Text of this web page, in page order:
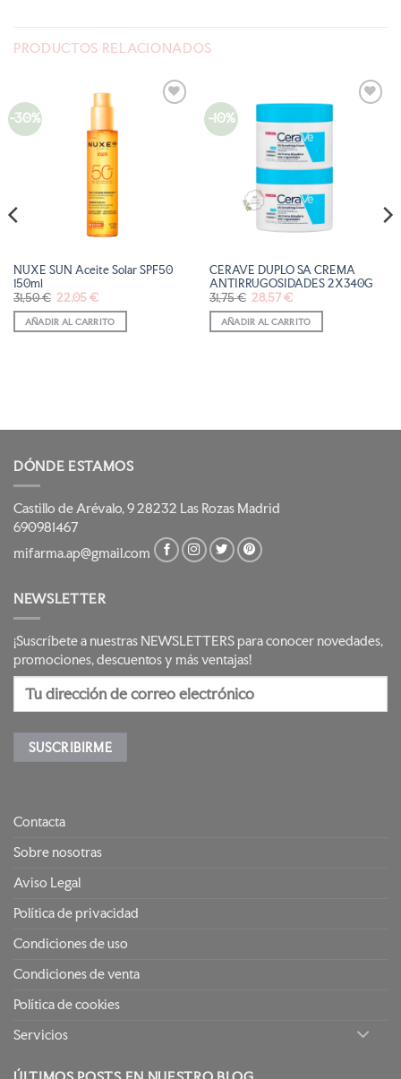
PRODUCTOS RELACIONADOS
-30%
NUXE SUN Aceite Solar SPF50
150ml
31,50€ El
precio
original
era:
31,50 €.
22,05€El
actual
es:
22,05 €.
AÑADIR AL CARRITO
-10%
CERAVE DUPLO SA CREMA
ANTIRRUGOSIDADES 2X340G
31,75€ El
precio
original
era:
31,75 €.
28,57€El
actual
es:
28,57 €.
AÑADIR AL CARRITO
DÓNDE ESTAMOS
Castillo de Arévalo, 9 28232 Las Rozas Madrid
690981467
mifarma.ap@gmail.com
NEWSLETTER
¡Suscríbete a nuestras NEWSLETTERS para conocer novedades,
promociones, descuentos y más ventajas!
Contacta
Sobre nosotras
Aviso Legal
Política de privacidad
Condiciones de uso
Condiciones de venta
Política de cookies
Servicios